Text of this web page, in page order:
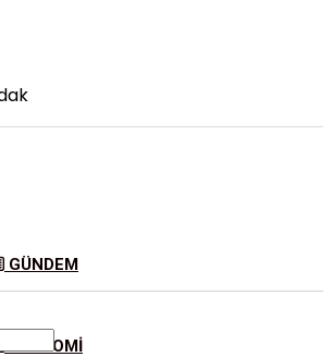
GÜNDEM
EKONOMI